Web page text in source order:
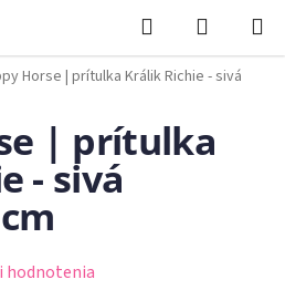
Hľadať
KOŠÍK
Horse | prítulka Králik Richie - sivá
| prítulka
- sivá
hodnotenia